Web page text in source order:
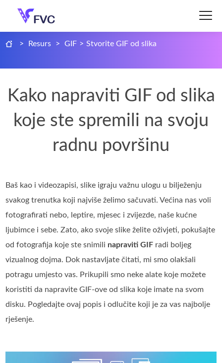
> Resurs > GIF > Stvorite GIF od slika
Kako napraviti GIF od slika
koje ste spremili na svoju
radnu površinu
Baš kao i videozapisi, slike igraju važnu ulogu u bilježenju
svakog trenutka koji najviše želimo sačuvati. Većina nas voli
fotografirati nebo, leptire, mjesec i zvijezde, naše kućne
ljubimce i sebe. Zato, ako svoje slike želite oživjeti, pokušajte
od fotografija koje ste snimili napraviti GIF radi boljeg
vizualnog dojma. Dok nastavljate čitati, mi smo olakšali
potragu umjesto vas. Prikupili smo neke alate koje možete
koristiti da napravite GIF-ove od slika koje imate na svom
disku. Pogledajte ovaj popis i odlučite koji je za vas najbolje
rješenje.